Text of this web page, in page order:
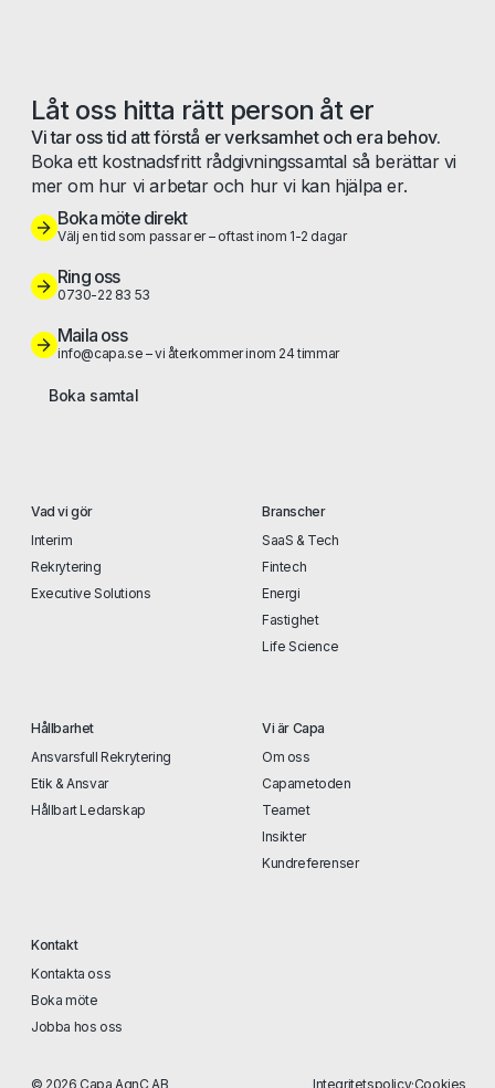
Låt oss hitta rätt person åt er
Vi tar oss tid att förstå er verksamhet och era behov.
Boka ett kostnadsfritt rådgivningssamtal så berättar vi
mer om hur vi arbetar och hur vi kan hjälpa er.
Boka möte direkt
Välj en tid som passar er – oftast inom 1-2 dagar
Ring oss
0730-22 83 53
Maila oss
info@capa.se – vi återkommer inom 24 timmar
Boka samtal
Vad vi gör
Interim
Rekrytering
Executive Solutions
Branscher
SaaS & Tech
Fintech
Energi
Fastighet
Life Science
Hållbarhet
Ansvarsfull Rekrytering
Etik & Ansvar
Hållbart Ledarskap
Vi är Capa
Om oss
Capametoden
Teamet
Insikter
Kundreferenser
Kontakt
Kontakta oss
Boka möte
Jobba hos oss
© 2026 Capa AgnC AB Integritetspolicy·Cookies